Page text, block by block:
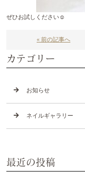
ぜひお試しください☺️
« 前の記事へ
カテゴリー
お知らせ
ネイルギャラリー
最近の投稿